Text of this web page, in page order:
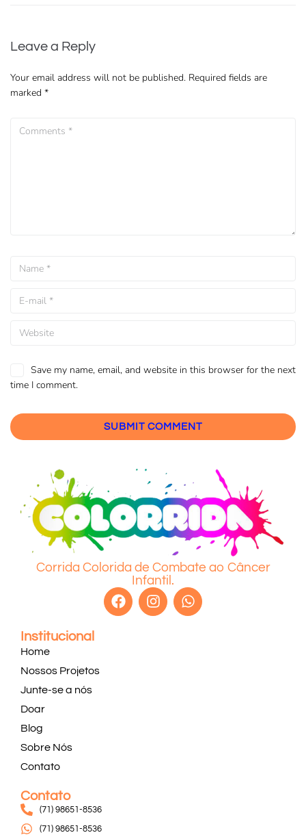
Leave a Reply
Your email address will not be published. Required fields are
marked *
Save my name, email, and website in this browser for the next
time I comment.
Corrida Colorida de Combate ao Câncer
Infantil.
Institucional
Home
Nossos Projetos
Junte-se a nós
Doar
Blog
Sobre Nós
Contato
Contato
(71) 98651-8536
(71) 98651-8536